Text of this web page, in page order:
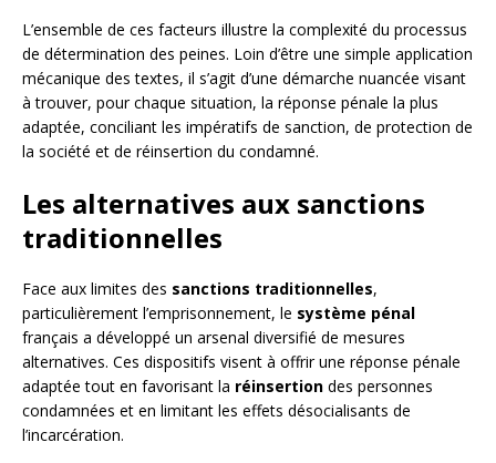
L’ensemble de ces facteurs illustre la complexité du processus
de détermination des peines. Loin d’être une simple application
mécanique des textes, il s’agit d’une démarche nuancée visant
à trouver, pour chaque situation, la réponse pénale la plus
adaptée, conciliant les impératifs de sanction, de protection de
la société et de réinsertion du condamné.
Les alternatives aux sanctions
traditionnelles
Face aux limites des sanctions traditionnelles,
particulièrement l’emprisonnement, le système pénal
français a développé un arsenal diversifié de mesures
alternatives. Ces dispositifs visent à offrir une réponse pénale
adaptée tout en favorisant la réinsertion des personnes
condamnées et en limitant les effets désocialisants de
l’incarcération.